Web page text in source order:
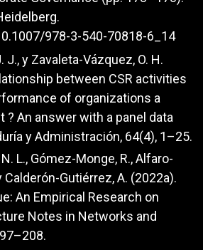
978-3-540-70818-6_14
J., y Zavaleta-Vázquez, O. H.
between CSR activities
of organizations a
An answer with a panel data
y Administración, 64(4), 1–25.
L., Gómez-Monge, R., Alfaro-
Calderón-Gutiérrez, A. (2022a).
An Empirical Research on
Notes in Networks and